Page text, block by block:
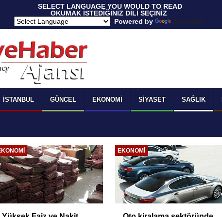
SELECT LANGUAGE YOU WOULD TO READ
OKUMAK İSTEDİĞİNİZ DİLİ SEÇİNİZ
Powered by
Translate
İSTANBUL GÜNCEL EKONOMI SIYASET SAĞLIK
EKONOMI